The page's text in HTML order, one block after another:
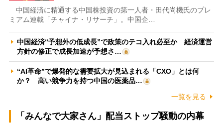
中国経済に精通する中国株投資の第一人者・田代尚機氏のプレ
ミアム連載「チャイナ・リサーチ」。中国企…
中国経済“予想外の低成長”で政策のテコ入れ必至か 経済運営
方針の修正で成長加速が予想さ…
“AI革命”で爆発的な需要拡大が見込まれる「CXO」とは何
か？ 高い競争力を持つ中国の医薬品…
一覧を見る
「みんなで大家さん」配当ストップ騒動の内幕